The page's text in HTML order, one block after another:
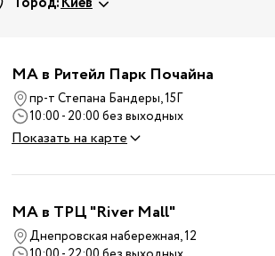
Улица
Коляски
Вожжи
Нагрудные сумки
Детский транспорт
Аксессуары для колясок
Путешествия
Аксессуары для
путешествий
МА в Ритейл Парк Почайна
пр-т Степана Бандеры, 15Г
10:00 - 20:00 без выходных
Показать на карте
MA в ТРЦ "River Mall"
Днепровская набережная, 12